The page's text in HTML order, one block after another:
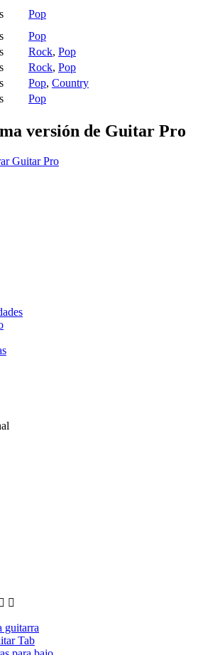
Pop
Pop
Rock, Pop
Rock, Pop
Pop, Country
Pop
versión de Guitar Pro
Guitar Pro
 
guitarra
Tab